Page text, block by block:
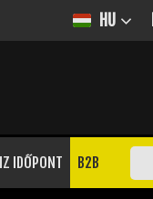
HU
IDŐPONT B2B